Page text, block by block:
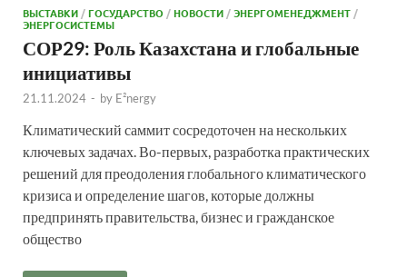
ВЫСТАВКИ/ГОСУДАРСТВО /НОВОСТИ/ЭНЕРГОМЕНЕДЖМЕНТ/
ЭНЕРГОСИСТЕМЫ
СОР29: Роль Казахстана и глобальные
инициативы
21.11.2024 - by E²nergy
Климатический саммит сосредоточен на нескольких
ключевых задачах. Во-первых, разработка практических
решений для преодоления глобального климатического
кризиса и определение шагов, которые должны
предпринять правительства, бизнес и гражданское
общество